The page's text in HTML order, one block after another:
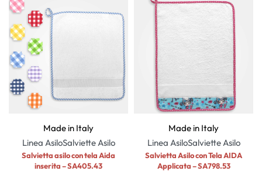
Made in Italy
Linea AsiloSalviette Asilo
Salvietta asilo con tela Aida
inserita – SA405.43
Made in Italy
Linea AsiloSalviette Asilo
Salvietta Asilo con Tela AIDA
Applicata – SA798.53